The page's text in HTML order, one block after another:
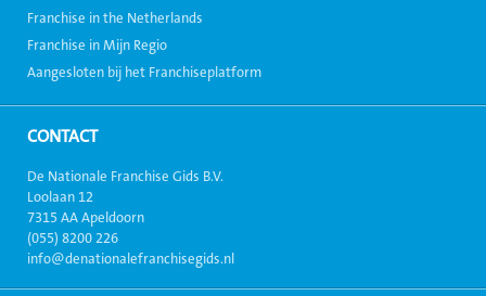
Franchise in the Netherlands
Franchise in Mijn Regio
Aangesloten bij het Franchiseplatform
CONTACT
De Nationale Franchise Gids B.V.
Loolaan 12
7315 AA Apeldoorn
(055) 8200 226
info@denationalefranchisegids.nl